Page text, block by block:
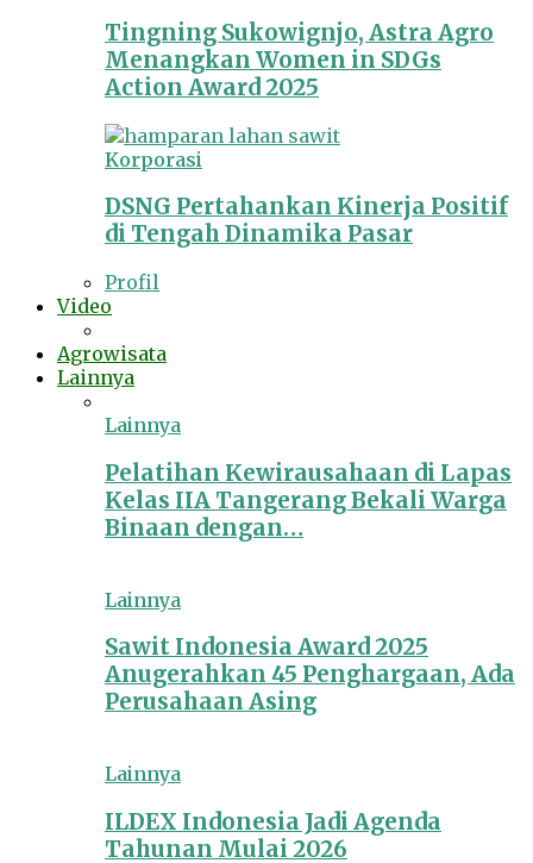
Tingning Sukowignjo, Astra Agro
Menangkan Women in SDGs
Action Award 2025
Korporasi
DSNG Pertahankan Kinerja Positif
di Tengah Dinamika Pasar
Profil
Video
Agrowisata
Lainnya
Lainnya
Pelatihan Kewirausahaan di Lapas
Kelas IIA Tangerang Bekali Warga
Binaan dengan…
Lainnya
Sawit Indonesia Award 2025
Anugerahkan 45 Penghargaan, Ada
Perusahaan Asing
Lainnya
ILDEX Indonesia Jadi Agenda
Tahunan Mulai 2026